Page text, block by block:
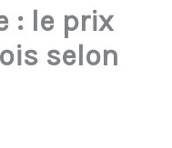
: le prix
selon